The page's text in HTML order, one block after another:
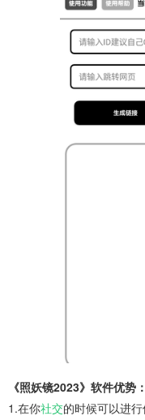
《照妖镜2023》软件优势：
1.在你社交的时候可以进行